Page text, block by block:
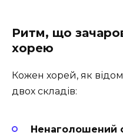
Ритм, що
хорею
Кожен хорей, як
двох складів:
Ненаголошений